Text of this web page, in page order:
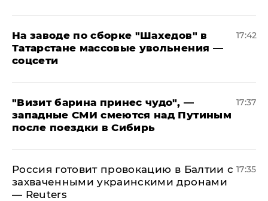
На заводе по сборке "Шахедов" в
Татарстане массовые увольнения —
соцсети
17:42
"Визит барина принес чудо", —
западные СМИ смеются над Путиным
после поездки в Сибирь
17:37
​Россия готовит провокацию в Балтии с
захваченными украинскими дронами
— Reuters
17:35